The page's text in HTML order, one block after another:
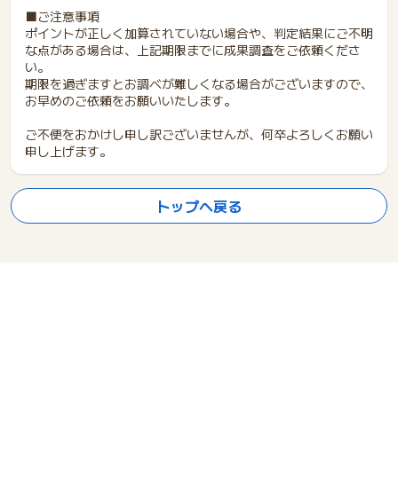
■ご注意事項
ポイントが正しく加算されていない場合や、判定結果にご不明
な点がある場合は、上記期限までに成果調査をご依頼くださ
い。
期限を過ぎますとお調べが難しくなる場合がございますので、
お早めのご依頼をお願いいたします。
ご不便をおかけし申し訳ございませんが、何卒よろしくお願い
申し上げます。
トップへ戻る